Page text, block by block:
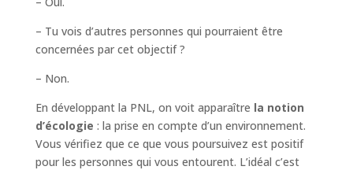
– Tu vois d’autres personnes qui pourraient être
concernées par cet objectif ?
– Non.
En développant la PNL, on voit apparaître la notion
d’écologie : la prise en compte d’un environnement.
Vous vérifiez que ce que vous poursuivez est positif
pour les personnes qui vous entourent. L’idéal c’est